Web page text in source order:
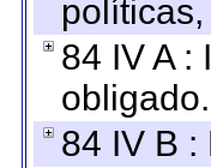
84 IV A :
obligado.
84 IV B :